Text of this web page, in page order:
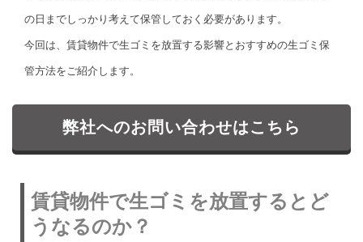
の日までしっかり考えて保管しておく必要があります。
今回は、賃貸物件で生ゴミを放置する影響とおすすめの生ゴミ保
管方法をご紹介します。
弊社へのお問い合わせはこちら
賃貸物件で生ゴミを放置するとど
うなるのか？